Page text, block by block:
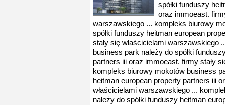
spółki funduszy
oraz immoeast.
warszawskiego ... kompleks biurowy
spółki funduszy heitman european
stały się właścicielami warszawskiego
business park należy do spółki
partners iii oraz immoeast. firmy stały
kompleks biurowy mokotów business
heitman european property partners iii
właścicielami warszawskiego ...
należy do spółki funduszy heitman